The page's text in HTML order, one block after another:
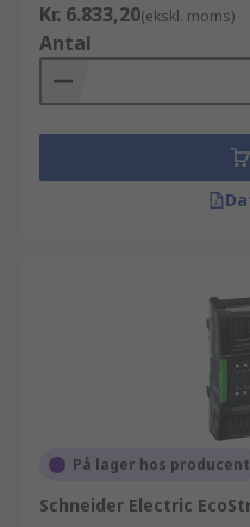
Kr. 6.833,20(ekskl. moms)
Antal
På lager hos producent
Schneider Electric